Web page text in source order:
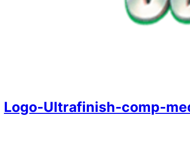
Logo-Ultrafinish-comp-